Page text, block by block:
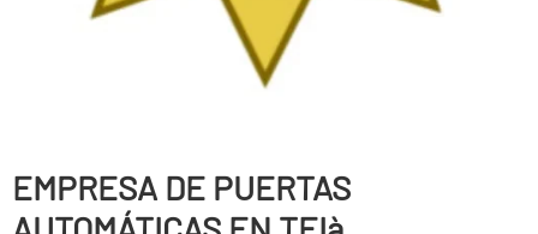
EMPRESA DE PUERTAS